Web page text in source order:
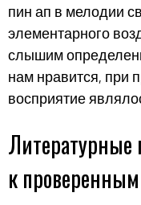
пин ап в мелодии
элементарного
слышим
нам нравится, при
восприятие
Литературные
к